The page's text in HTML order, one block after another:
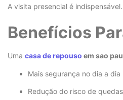
A visita presencial é indispensável.
Benefícios
Uma casa de repouso em sao
Mais segurança no dia a dia
Redução do risco de quedas